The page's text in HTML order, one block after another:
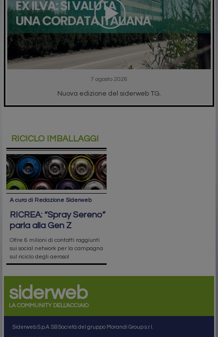
7 agosto 2026
Nuova edizione del siderweb TG.
RICICLO IMBALLAGGI
A cura di Redazione Siderweb
RICREA: “Spray Sereno”
parla alla Gen Z
Oltre 6 milioni di contatti raggiunti
sui social network per la campagna
sul riciclo degli aerosol
siderweb
LA COMMUNITY DELL'ACCIAIO
Siderweb S.p.A. SB Società del gruppo Morandi Group s.r.l.